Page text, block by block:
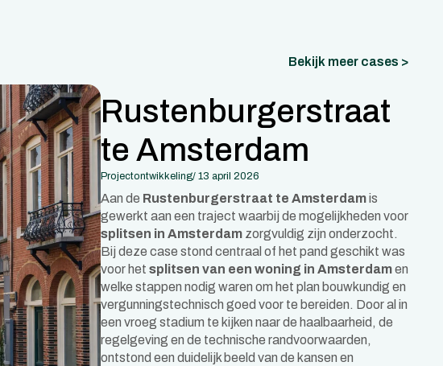
Bekijk meer cases >
Rustenburgerstraat
te Amsterdam
Projectontwikkeling/ 13 april 2026
Aan de Rustenburgerstraat te Amsterdamis
gewerkt aan een traject waarbij de mogelijkheden voor
splitsen in Amsterdam zorgvuldig zijn onderzocht.
Bij deze case stond centraal of het pand geschikt was
voor hetsplitsen van een woning in Amsterdamen
welke stappen nodig waren om het plan bouwkundig en
vergunningstechnisch goed voor te bereiden. Door al in
een vroeg stadium te kijken naar de haalbaarheid, de
regelgeving en de technische randvoorwaarden,
ontstond een duidelijk beeld van de kansen en